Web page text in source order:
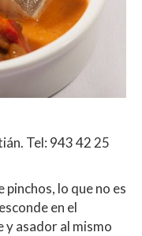
Tel: 943 42 25
lo que no es
en el
y asador al mismo